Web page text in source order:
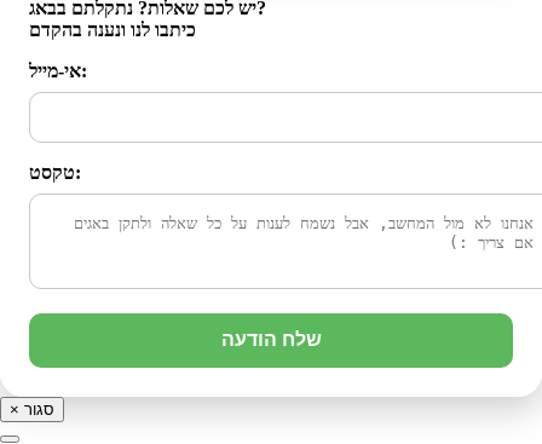
יש לכם שאלות? נתקלתם בבאג?
כיתבו לנו ונענה בהקדם
אי-מייל:
טקסט:
שלח הודעה
× סגור